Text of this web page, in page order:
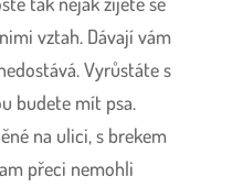
vztah. Dávají vám
Vyrůstáte s
budete mít psa.
na ulici, s brekem
přeci nemohli